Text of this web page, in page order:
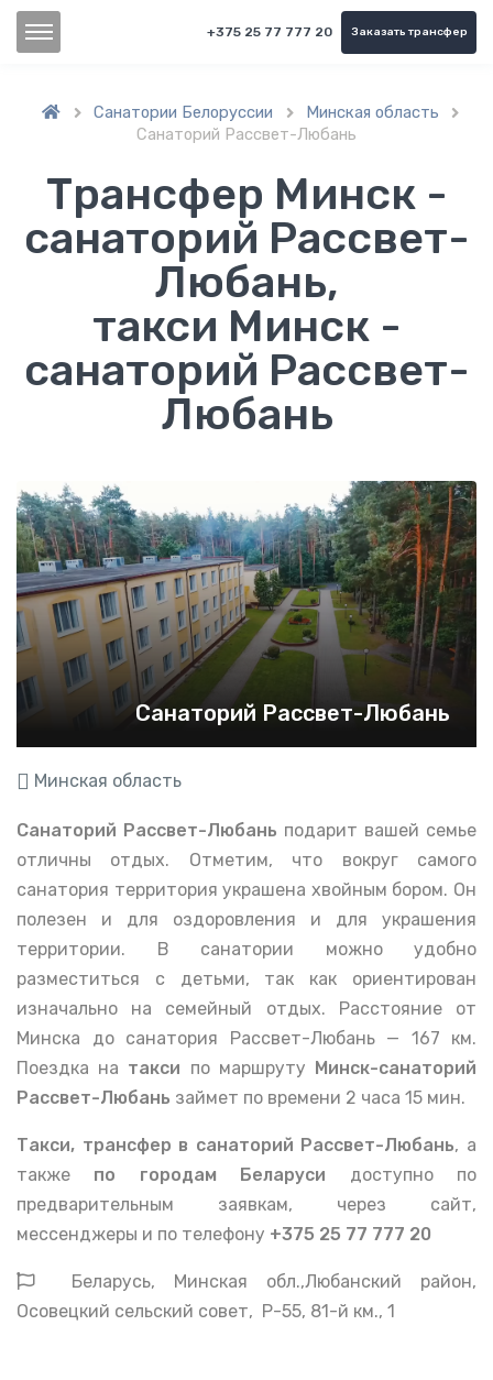
+375 25 77 777 20 Заказать трансфер
 Санатории Белоруссии  Минская область 
Санаторий Рассвет-Любань
Трансфер Минск -
санаторий Рассвет-
Любань,
такси Минск -
санаторий Рассвет-
Любань
Санаторий Рассвет-Любань
Минская область
Санаторий Рассвет-Любань подарит вашей семье
отличны отдых. Отметим, что вокруг самого
санатория территория украшена хвойным бором. Он
полезен и для оздоровления и для украшения
территории. В санатории можно удобно
разместиться с детьми, так как ориентирован
изначально на семейный отдых.
Расстояние от
Минска до санатория Рассвет-Любань — 167 км.
Поездка на такси по маршруту
Минск-санаторий
Рассвет-Любань займет по времени 2 часа 15 мин.
Такси, трансфер в санаторий Рассвет-Любань, а
также по городам Беларуси доступно по
предварительным заявкам, через сайт,
мессенджеры и по телефону +375 25 77 777 20
Беларусь, Минская обл.,Любанский район,
Осовецкий сельский совет, Р-55, 81-й км., 1